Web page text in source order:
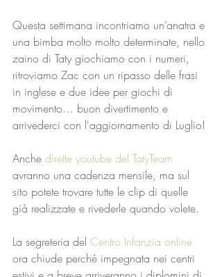
Questa settimana incontriamo un’anatra e
una bimba molto molto determinate, nello
zaino di Taty giochiamo con i numeri,
ritroviamo Zac con un ripasso delle frasi
in inglese e due idee per giochi di
movimento… buon divertimento e
arrivederci con l'aggiornamento di Luglio!
Anche dirette youtube del TatyTeam
avranno una cadenza mensile, ma sul
sito potete trovare tutte le clip di quelle
già realizzate e rivederle quando volete.
La segreteria del Centro Infanzia online
ora chiude perché impegnata nei centri